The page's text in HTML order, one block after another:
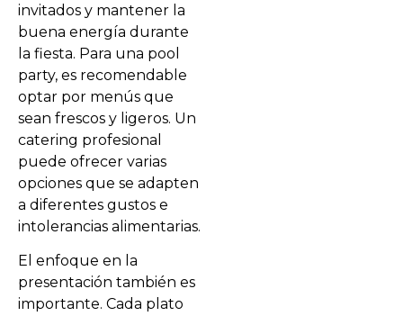
invitados y mantener la
buena energía durante
la fiesta. Para una pool
party, es recomendable
optar por menús que
sean frescos y ligeros. Un
catering profesional
puede ofrecer varias
opciones que se adapten
a diferentes gustos e
intolerancias alimentarias.
El enfoque en la
presentación también es
importante. Cada plato